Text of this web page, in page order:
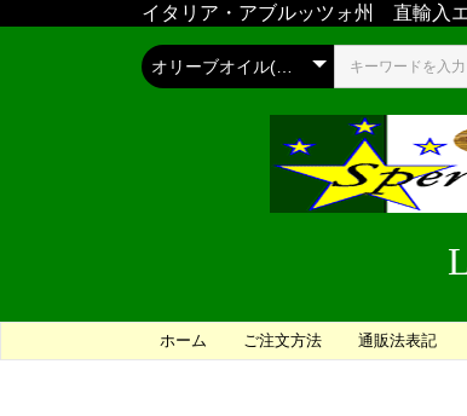
イタリア・アブルッツォ州 直輸入
ホーム ご注文方法 通販法表記